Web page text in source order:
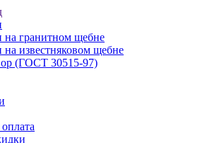
на гранитном щебне
на известняковом щебне
(ГОСТ 30515-97)